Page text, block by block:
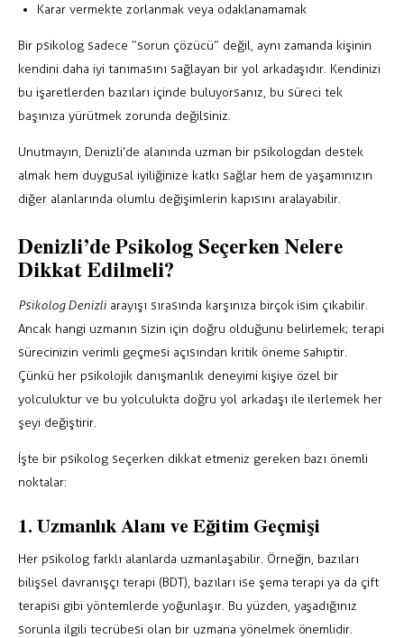
Karar vermekte zorlanmak veya odaklanamamak
Bir psikolog sadece “sorun çözücü” değil, aynı zamanda kişinin
kendini daha iyi tanımasını sağlayan bir yol arkadaşıdır. Kendinizi
bu işaretlerden bazıları içinde buluyorsanız, bu süreci tek
başınıza yürütmek zorunda değilsiniz.
Unutmayın, Denizli’de alanında uzman bir psikologdan destek
almak hem duygusal iyiliğinize katkı sağlar hem de yaşamınızın
diğer alanlarında olumlu değişimlerin kapısını aralayabilir.
Denizli’de Psikolog Seçerken Nelere
Dikkat Edilmeli?
Psikolog Denizliarayışı sırasında karşınıza birçok isim çıkabilir.
Ancak hangi uzmanın sizin için doğru olduğunu belirlemek; terapi
sürecinizin verimli geçmesi açısından kritik öneme sahiptir.
Çünkü her psikolojik danışmanlık deneyimi kişiye özel bir
yolculuktur ve bu yolculukta doğru yol arkadaşı ile ilerlemek her
şeyi değiştirir.
İşte bir psikolog seçerken dikkat etmeniz gereken bazı önemli
noktalar:
1. Uzmanlık Alanı ve Eğitim Geçmişi
Her psikolog farklı alanlarda uzmanlaşabilir. Örneğin, bazıları
bilişsel davranışçı terapi (BDT), bazıları ise şema terapi ya da çift
terapisi gibi yöntemlerde yoğunlaşır. Bu yüzden, yaşadığınız
sorunla ilgili tecrübesi olan bir uzmana yönelmek önemlidir.